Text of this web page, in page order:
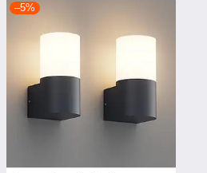
–5%